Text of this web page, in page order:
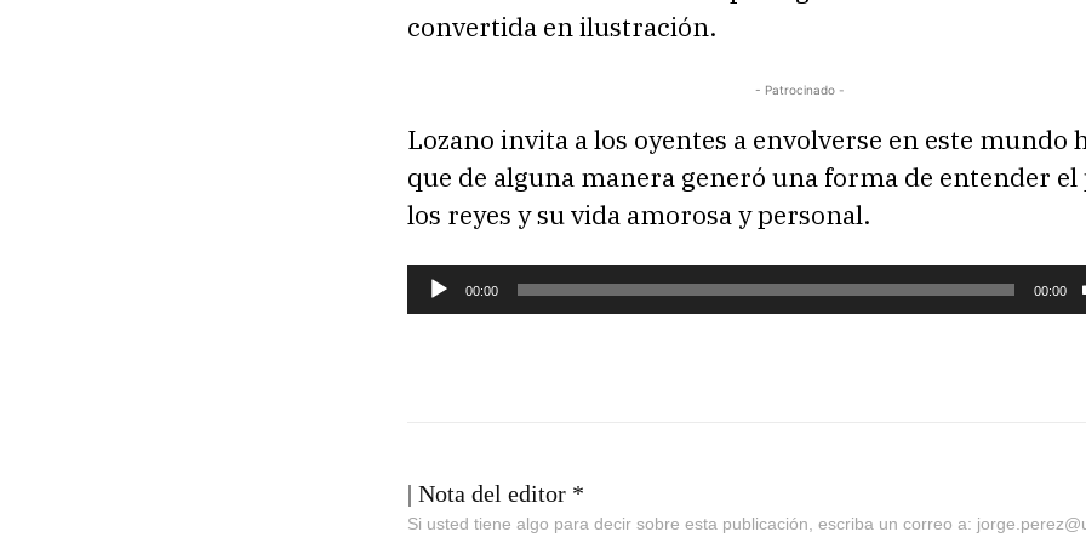
convertida en ilustración.
- Patrocinado -
Lozano invita a los oyentes a envolverse en este mundo
que de alguna manera generó una forma de entender el
los reyes y su vida amorosa y personal.
e
u
00:00 00:00
| Nota del editor *
Si usted tiene algo para decir sobre esta publicación, escriba un correo a: